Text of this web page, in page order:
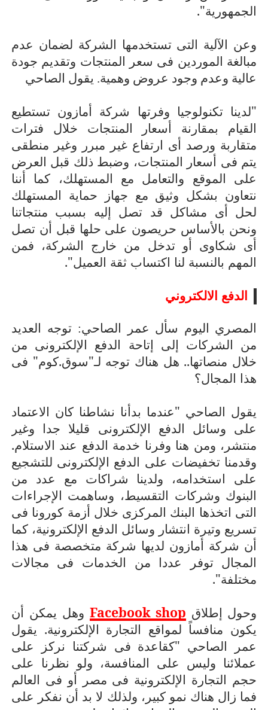
الجمهورية".
وعن الآلية التى تستخدمها الشركة لضمان عدم
مبالغة الموردين فى سعر المنتجات وتقديم جودة
عالية وعدم وجود عروض وهمية. يقول الصاحي
"لدينا تكنولوجيا وفرتها شركة أمازون تستطيع
القيام بمقارنة أسعار المنتجات خلال فترات
متقاربة ورصد أى ارتفاع غير مبرر وغير منطقى
يتم فى أسعار المنتجات، وضبط ذلك قبل العرض
على الموقع والتعامل مع المستهلك، كما أننا
نتعاون بشكل وثيق مع جهاز حماية المستهلك
لحل أى مشاكل قد تصل إليه بسبب منتجاتنا
ونحن بالأساس حريصون على حلها قبل أن تصل
أى شكاوى أو تدخل من خارج الشركة، فمن
المهم بالنسبة لنا اكتساب ثقة العميل".
الدفع الالكتروني
المصري اليوم سأل عمر الصاحي: توجه العديد
من الشركات إلى إتاحة الدفع الإلكترونى من
خلال منصاتها.. هل هناك توجه لـ"سوق.كوم" فى
هذا المجال؟
يقول الصاحي "عندما بدأنا نشاطنا كان الاعتماد
على وسائل الدفع الإلكترونى قليلا جدا وغير
منتشر، ومن هنا وفرنا خدمة الدفع عند الاستلام.
وقدمنا تخفيضات على الدفع الإلكترونى للتشجيع
على استخدامه، ولدينا شراكات مع عدد من
البنوك وشركات التقسيط، وساهمت الإجراءات
التى اتخذها البنك المركزى خلال أزمة كورونا فى
تسريع وتيرة انتشار وسائل الدفع الإلكترونية، كما
أن شركة أمازون لديها شركة متخصصة فى هذا
المجال توفر عددا من الخدمات فى مجالات
مختلفة".
وحول إطلاق Facebook shop وهل يمكن أن
يكون منافساً لمواقع التجارة الإلكترونية. يقول
عمر الصاحي "كقاعدة فى شركتنا نركز على
عملائنا وليس على المنافسة، ولو نظرنا على
حجم التجارة الإلكترونية فى مصر أو فى العالم
فما زال هناك نمو كبير، ولذلك لا بد أن نفكر على